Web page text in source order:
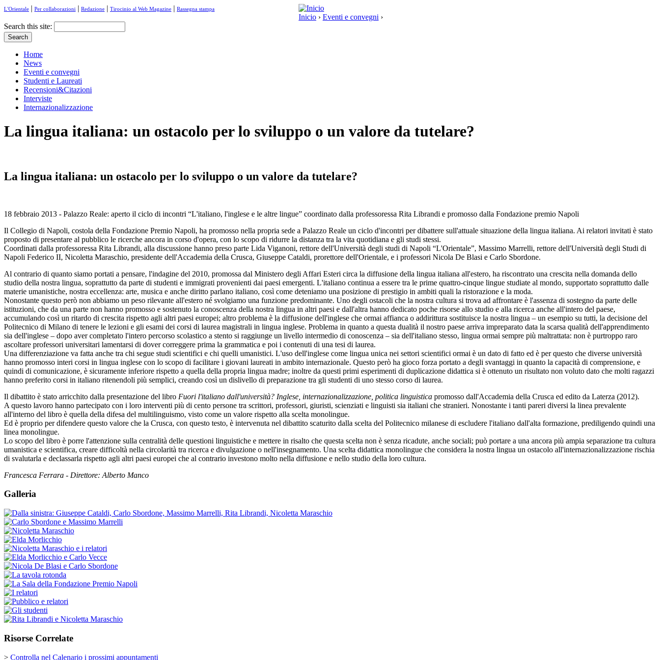
L'Orientale | Per collaborazioni | Redazione | Tirocinio al Web Magazine | Rassegna stampa
Inicio › Eventi e convegni ›
Search this site:
Home
News
Eventi e convegni
Studenti e Laureati
Recensioni&Citazioni
Interviste
Internazionalizzazione
La lingua italiana: un ostacolo per lo sviluppo o un valore da tutelare?
La lingua italiana: un ostacolo per lo sviluppo o un valore da tutelare?
18 febbraio 2013 - Palazzo Reale: aperto il ciclo di incontri “L'italiano, l'inglese e le altre lingue” coordinato dalla professoressa Rita Librandi e promosso dalla Fondazione premio Napoli
Il Collegio di Napoli, costola della Fondazione Premio Napoli, ha promosso nella propria sede a Palazzo Reale un ciclo d'incontri per dibattere sull'attuale situazione della lingua italiana. Ai relatori invitati è stato
proposto di presentare al pubblico le ricerche ancora in corso d'opera, con lo scopo di ridurre la distanza tra la vita quotidiana e gli studi stessi.
Coordinati dalla professoressa Rita Librandi, alla discussione hanno preso parte Lida Viganoni, rettore dell'Università degli studi di Napoli “L'Orientale”, Massimo Marrelli, rettore dell'Università degli Studi di
Napoli Federico II, Nicoletta Maraschio, presidente dell'Accademia della Crusca, Giuseppe Cataldi, prorettore dell'Orientale, e i professori Nicola De Blasi e Carlo Sbordone.
Al contrario di quanto siamo portati a pensare, l'indagine del 2010, promossa dal Ministero degli Affari Esteri circa la diffusione della lingua italiana all'estero, ha riscontrato una crescita nella domanda dello
studio della nostra lingua, soprattutto da parte di studenti e immigrati provenienti dai paesi emergenti. L'italiano continua a essere tra le prime quattro-cinque lingue studiate al mondo, supportato soprattutto dalle
materie umanistiche, nostra eccellenza: arte, musica e anche diritto parlano italiano, così come deteniamo una posizione di prestigio in ambiti quali la ristorazione e la moda.
Nonostante questo però non abbiamo un peso rilevante all'estero né svolgiamo una funzione predominante. Uno degli ostacoli che la nostra cultura si trova ad affrontare è l'assenza di sostegno da parte delle
istituzioni, che da una parte non hanno promosso e sostenuto la conoscenza della nostra lingua in altri paesi e dall'altra hanno dedicato poche risorse allo studio e alla ricerca anche all'intero del paese,
accumulando così un ritardo di crescita rispetto agli altri paesi europei; altro problema è la diffusione dell'inglese che ormai affianca o addirittura sostituisce la nostra lingua – un esempio su tutti, la decisione del
Politecnico di Milano di tenere le lezioni e gli esami dei corsi di laurea magistrali in lingua inglese. Problema in quanto a questa dualità il nostro paese arriva impreparato data la scarsa qualità dell'apprendimento
sia dell'inglese – dopo aver completato l'intero percorso scolastico a stento si raggiunge un livello intermedio di conoscenza – sia dell'italiano stesso, lingua ormai sempre più maltrattata: non è purtroppo raro
ascoltare professori universitari lamentarsi di dover correggere prima la grammatica e poi i contenuti di una tesi di laurea.
Una differenziazione va fatta anche tra chi segue studi scientifici e chi quelli umanistici. L'uso dell'inglese come lingua unica nei settori scientifici ormai è un dato di fatto ed è per questo che diverse università
hanno promosso interi corsi in lingua inglese con lo scopo di facilitare i giovani laureati in ambito internazionale. Questo però ha gioco forza portato a degli svantaggi in quanto la capacità di comprensione, e
quindi di comunicazione, è sicuramente inferiore rispetto a quella della propria lingua madre; inoltre da questi primi esperimenti di duplicazione didattica si è ottenuto un risultato non voluto dato che molti ragazzi
hanno preferito corsi in italiano ritenendoli più semplici, creando così un dislivello di preparazione tra gli studenti di uno stesso corso di laurea.
Il dibattito è stato arricchito dalla presentazione del libro Fuori l'italiano dall'università? Inglese, internazionalizzazione, politica linguistica promosso dall'Accademia della Crusca ed edito da Laterza (2012).
A questo lavoro hanno partecipato con i loro interventi più di cento persone tra scrittori, professori, giuristi, scienziati e linguisti sia italiani che stranieri. Nonostante i tanti pareri diversi la linea prevalente
all'interno del libro è quella della difesa del multilinguismo, visto come un valore rispetto alla scelta monolingue.
Ed è proprio per difendere questo valore che la Crusca, con questo testo, è intervenuta nel dibattito scaturito dalla scelta del Politecnico milanese di escludere l'italiano dall'alta formazione, prediligendo quindi una
linea monolingue.
Lo scopo del libro è porre l'attenzione sulla centralità delle questioni linguistiche e mettere in risalto che questa scelta non è senza ricadute, anche sociali; può portare a una ancora più ampia separazione tra cultura
umanistica e scientifica, creare difficoltà nella circolarità tra ricerca e divulgazione o nell'insegnamento. Una scelta didattica monolingue che considera la nostra lingua un ostacolo all'internazionalizzazione rischia
di svalutarla e declassarla rispetto agli altri paesi europei che al contrario investono molto nella diffusione e nello studio della loro cultura.
Francesca Ferrara - Direttore: Alberto Manco
Galleria
Risorse Correlate
> Controlla nel Calenario i prossimi appuntamenti